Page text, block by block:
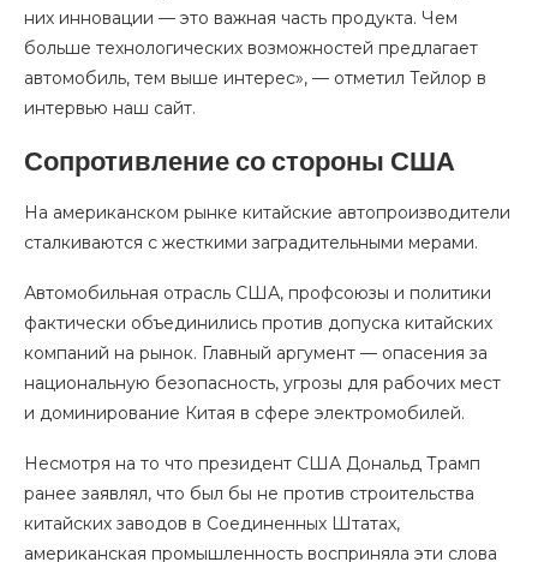
них инновации — это важная часть продукта. Чем
больше технологических возможностей предлагает
автомобиль, тем выше интерес», — отметил Тейлор в
интервью наш сайт.
Сопротивление со стороны США
На американском рынке китайские автопроизводители
сталкиваются с жесткими заградительными мерами.
Автомобильная отрасль США, профсоюзы и политики
фактически объединились против допуска китайских
компаний на рынок. Главный аргумент — опасения за
национальную безопасность, угрозы для рабочих мест
и доминирование Китая в сфере электромобилей.
Несмотря на то что президент США Дональд Трамп
ранее заявлял, что был бы не против строительства
китайских заводов в Соединенных Штатах,
американская промышленность восприняла эти слова